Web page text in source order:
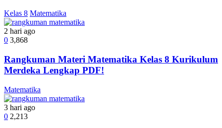
Kelas 8 Matematika
2 hari ago
0 3,868
Rangkuman Materi Matematika Kelas 8 Kurikulum
Merdeka Lengkap PDF!
Matematika
3 hari ago
0 2,213